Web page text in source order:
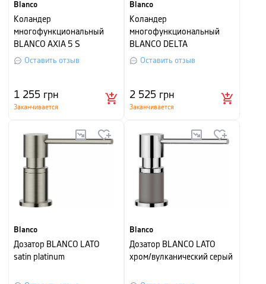
Blanco
Коландер
многофункциональный
BLANCO AXIA 5 S
Оставить отзыв
1 255 грн
Заканчивается
Blanco
Коландер
многофункциональный
BLANCO DELTA
Оставить отзыв
2 525 грн
Заканчивается
Blanco
Дозатор BLANCO LATO
satin platinum
Blanco
Дозатор BLANCO LATO
хром/вулканический серый